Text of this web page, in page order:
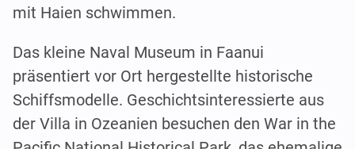
mit Haien schwimmen.
Das kleine Naval Museum in Faanui
präsentiert vor Ort hergestellte historische
Schiffsmodelle. Geschichtsinteressierte aus
der Villa in Ozeanien besuchen den War in the